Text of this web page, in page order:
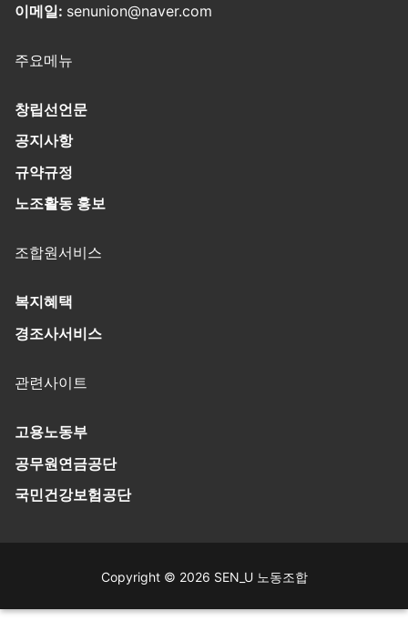
이메일: senunion@naver.com
주요메뉴
창립선언문
공지사항
규약규정
노조활동 홍보
조합원서비스
복지혜택
경조사서비스
관련사이트
고용노동부
공무원연금공단
국민건강보험공단
Copyright © 2026 SEN_U 노동조합